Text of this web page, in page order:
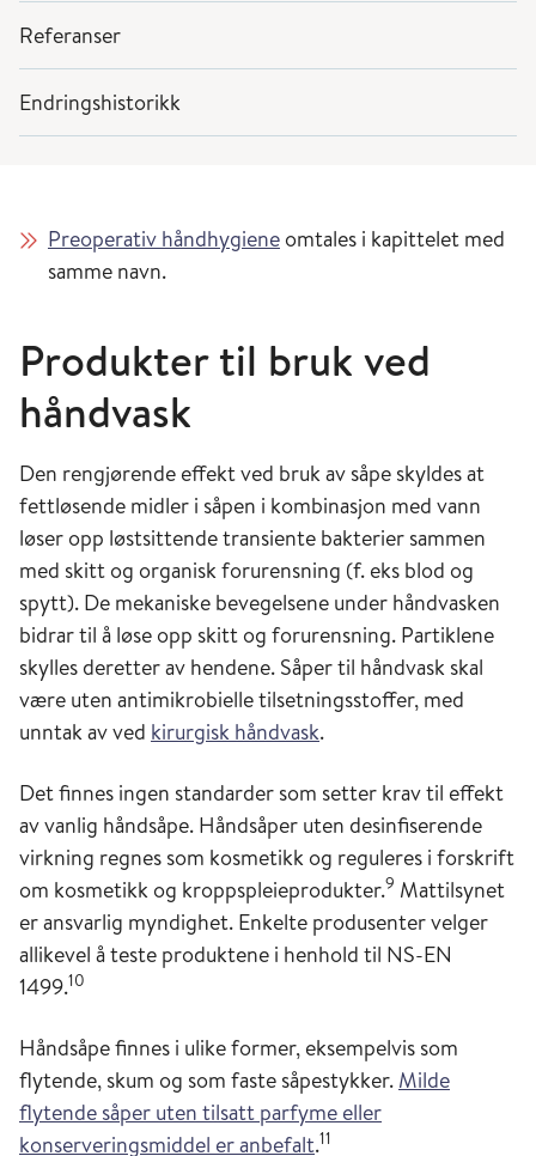
Referanser
Endringshistorikk
Preoperativ håndhygiene omtales i kapittelet med
samme navn.
Produkter til bruk ved
håndvask
Den rengjørende effekt ved bruk av såpe skyldes at
fettløsende midler i såpen i kombina­sjon med vann
løser opp løstsittende transiente bakterier sammen
med skitt og organisk forurensning (f. eks blod og
spytt). De mekaniske bevegelsene under hånd­vasken
bidrar til å løse opp skitt og forurensning. Partiklene
skylles deretter av hendene. Såper til håndvask skal
være uten antimikrobielle tilsetningsstoffer, med
unntak av ved kirurgisk håndvask.
Det finnes ingen standarder som setter krav til effekt
av vanlig håndsåpe. Håndsåper uten desinfiserende
virkning regnes som kosmetikk og reguleres i forskrift
om kosmetikk og kroppspleieprodukter.9 Mattilsynet
er ansvarlig myndighet. Enkelte produsenter velger
allikevel å teste produktene i henhold til NS-EN
1499.10
Håndsåpe finnes i ulike former, eksempelvis som
flytende, skum og som faste såpestykker. Milde
flytende såper uten tilsatt parfyme eller
konserveringsmiddel er anbefalt.11